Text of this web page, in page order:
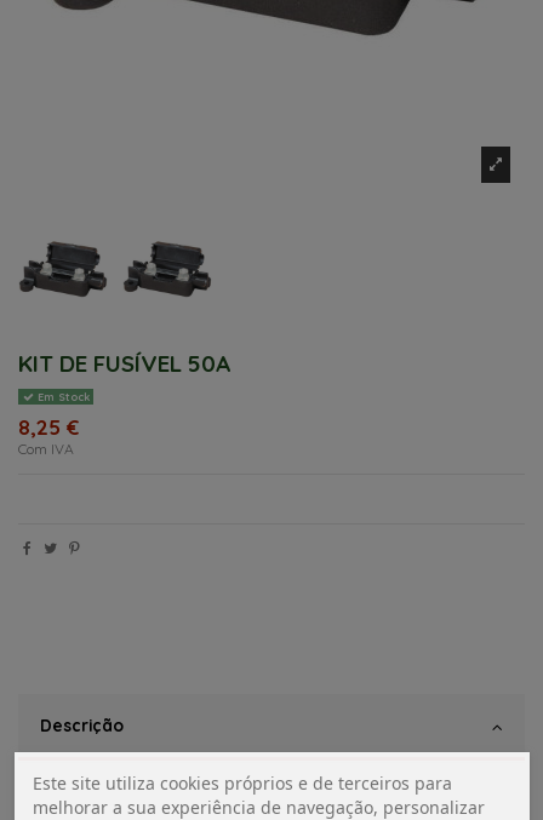
KIT DE FUSÍVEL 50A
Em Stock
8,25 €
Com IVA
Descrição
Este site utiliza cookies próprios e de terceiros para
melhorar a sua experiência de navegação, personalizar